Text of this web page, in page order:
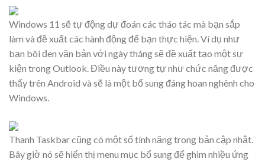
Windows 11 sẽ tự động dự đoán các tháo tác mà bạn sắp
làm và đề xuất các hành động để bạn thực hiện. Ví dụ như
bạn bôi đen văn bản với ngày tháng sẽ đề xuất tạo một sự
kiện trong Outlook. Điều này tương tự như chức năng được
thấy trên Android và sẽ là một bổ sung đáng hoan nghênh cho
Windows.
Thanh Taskbar cũng có một số tính năng trong bản cập nhật.
Bây giờ nó sẽ hiển thị menu mục bổ sung để ghim nhiều ứng